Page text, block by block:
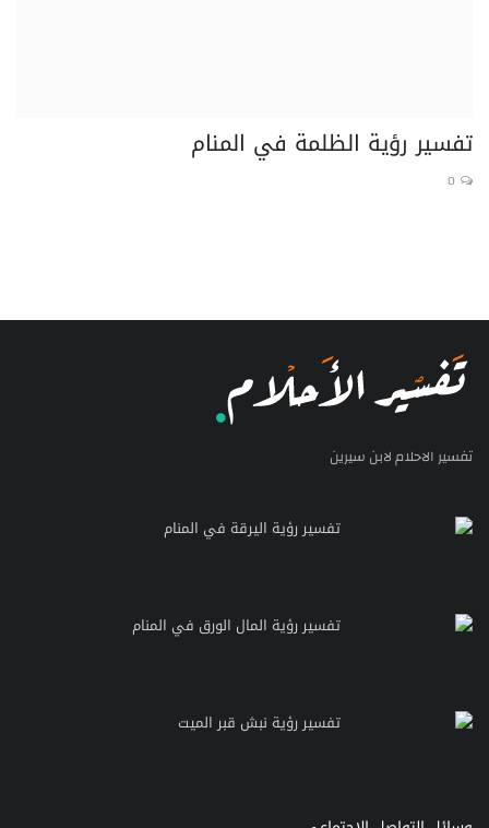
تفسير رؤية الظلمة في المنام
0
تفسير الاحلام لابن سيرين
تفسير رؤية اليرقة في المنام
تفسير رؤية المال الورق في المنام
تفسير رؤية نبش قبر الميت